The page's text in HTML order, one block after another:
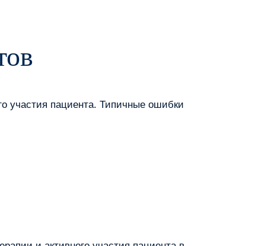
участия пациента. Типичные ошибки